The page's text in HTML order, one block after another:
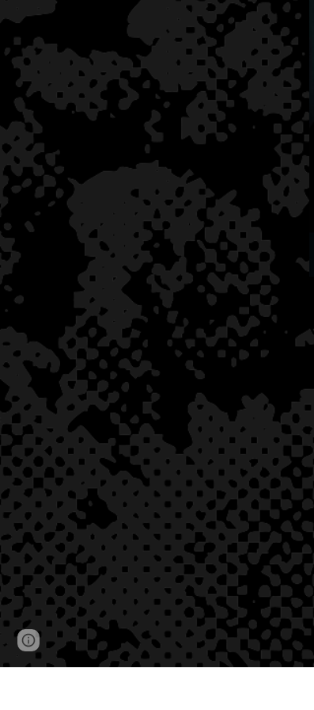
Page
updated
Google Sites Report abuse